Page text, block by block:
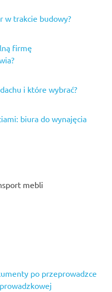
w trakcie budowy?
firmę
i które wybrać?
biura do wynajęcia
mebli
po przeprowadzce